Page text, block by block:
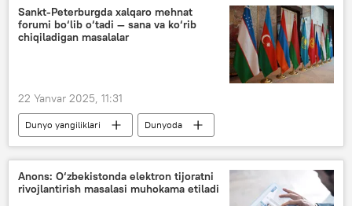
Sirdaryo
hokim yangi tayinlov
Sankt-Peterburgda xalqaro mehnat
forumi bo‘lib o‘tadi — sana va ko‘rib
chiqiladigan masalalar
22 Yanvar 2025, 11:31
Dunyo yangiliklari
Dunyoda
MDH
Sankt-Peterburg
Migratsiya
migrantlar
Anons: O‘zbekistonda elektron tijoratni
rivojlantirish masalasi muhokama etiladi